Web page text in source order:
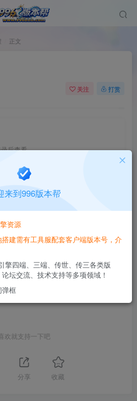
正文
关注 打赏
后查看
登录查看
允许请勿转载。
THE END
喜欢就支持一下吧
分享 收藏
来到996版本帮
资源
建需有工具服配套客户端版本号，介
擎四端、三端、传世、传三各类版
坛交流、技术支持等多项领域！
弹框